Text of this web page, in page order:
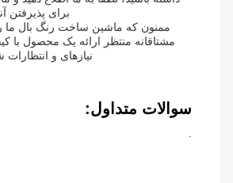
برای پذیرفتن
ممنون که ماشین ساخت رنگ بال ما
مشتاقانه منتظر ارائه یک محصول با
نیازهای و انتظارات
سوالات متداول:
.